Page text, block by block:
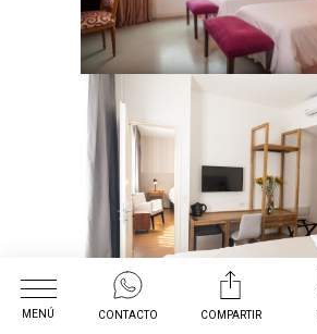
MENÚ CONTACTO COMPARTIR